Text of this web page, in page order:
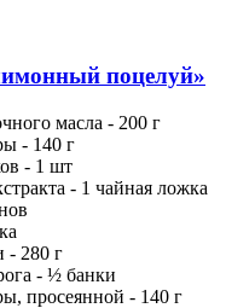
поцелуй»
масла - 200 г
- 140 г
- 1 шт
- 1 чайная ложка
- 280 г
- ½ банки
просеянной - 140 г